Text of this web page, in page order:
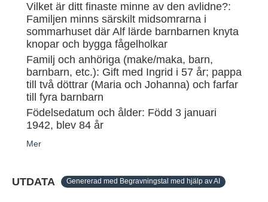
Vilket är ditt finaste minne av den avlidne?:
Familjen minns särskilt midsomrarna i
sommarhuset där Alf lärde barnbarnen knyta
knopar och bygga fågelholkar
Familj och anhöriga (make/maka, barn,
barnbarn, etc.): Gift med Ingrid i 57 år; pappa
till två döttrar (Maria och Johanna) och farfar
till fyra barnbarn
Födelsedatum och ålder: Född 3 januari
1942, blev 84 år
Mer
UTDATA Genererad med Begravningstal med hjälp av AI